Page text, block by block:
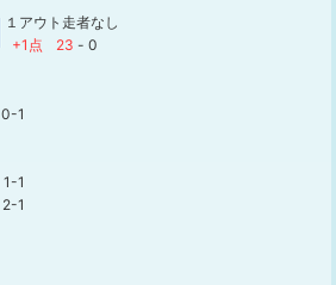
１アウト走者なし
+1点
23 - 0
0-1
1-1
2-1